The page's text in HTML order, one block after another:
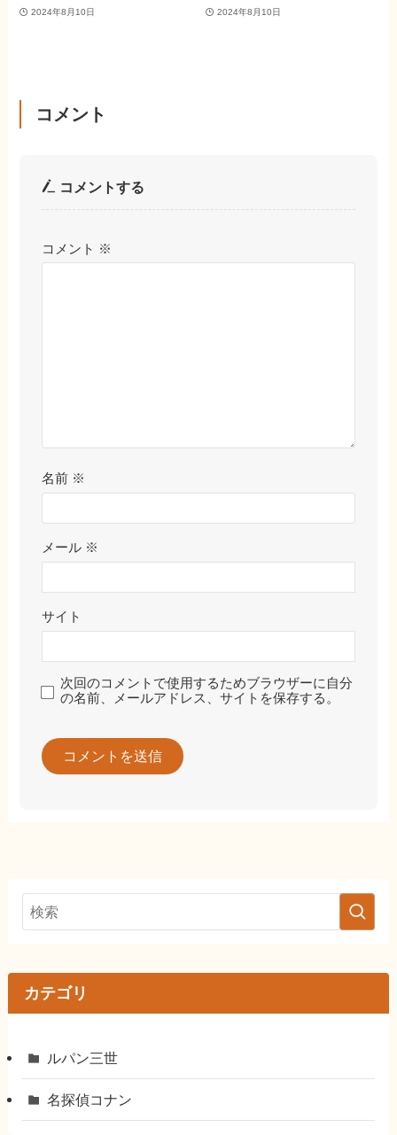
2024年8月10日 2024年8月10日
コメント
コメントする
コメント ※
名前 ※
メール ※
サイト
次回のコメントで使用するためブラウザーに自分
の名前、メールアドレス、サイトを保存する。
カテゴリ
ルパン三世
名探偵コナン